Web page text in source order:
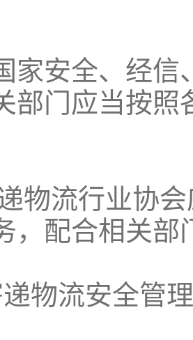
家安全、经信
部门应当按
物流行业协
，配合相关部
物流安全管理